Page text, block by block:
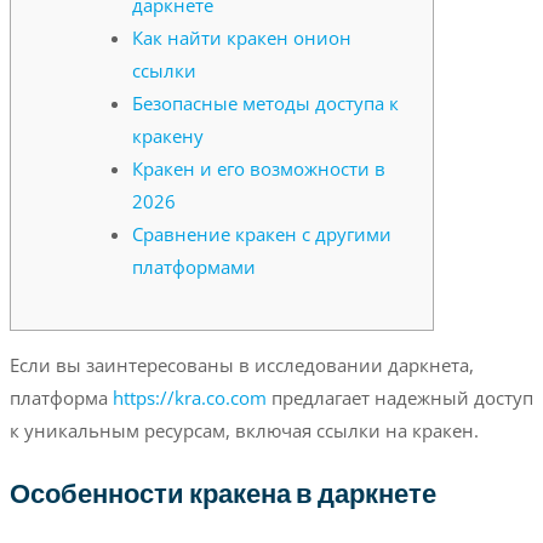
Как найти кракен онион
ссылки
Безопасные методы доступа к
кракену
Кракен и его возможности в
2026
Сравнение кракен с другими
платформами
Если вы заинтересованы в исследовании даркнета,
платформа https://kra.co.com предлагает надежный доступ
к уникальным ресурсам, включая ссылки на кракен.
Особенности кракена в даркнете